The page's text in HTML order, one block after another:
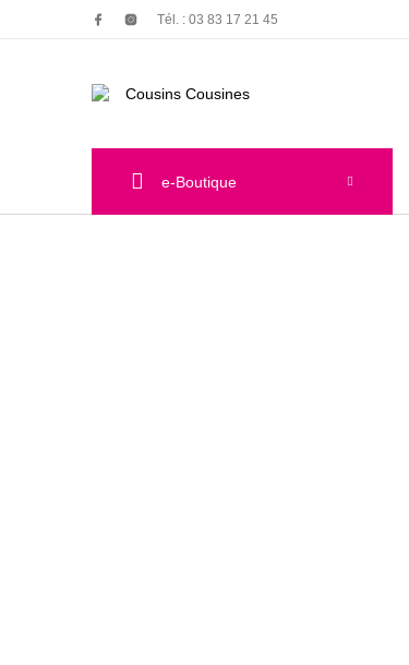
Tél. : 03 83 17 21 45
e-Boutique